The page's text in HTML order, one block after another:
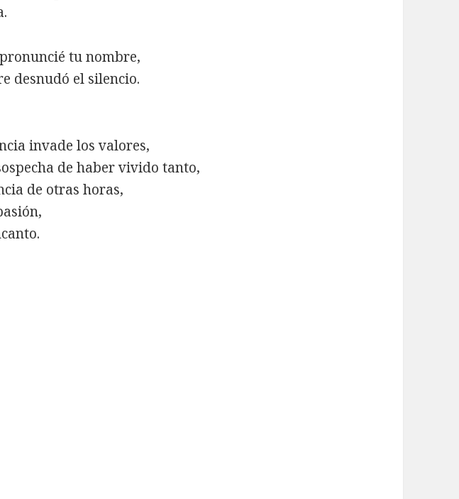
tu nombre,
desnudó el silencio.
invade los valores,
de haber vivido tanto,
de otras horas,